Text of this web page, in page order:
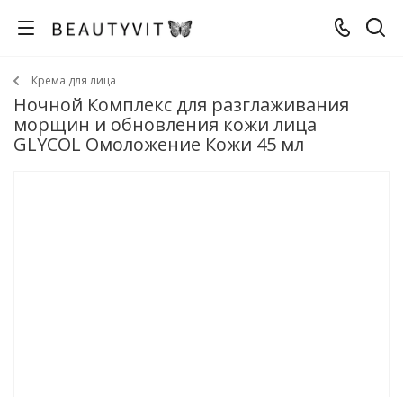
Крема для лица
Ночной Комплекс для разглаживания
морщин и обновления кожи лица
GLYCOL Омоложение Кожи 45 мл